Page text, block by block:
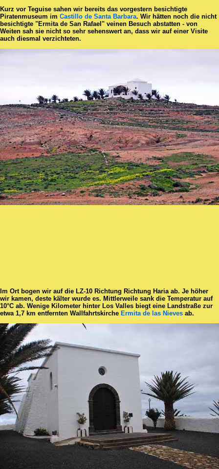
Kurz vor Teguise sahen wir bereits das vorgestern besichtigte
Piratenmuseum im Castillo de Santa Barbara. Wir hätten noch die nicht
besichtigte "Ermita de San Rafael" veinen Besuch abstatten - von
Weiten sah sie nicht so sehr sehenswert an, dass wir auf einer Visite
auch diesmal verzichteten.
Im Ort bogen wir auf die LZ-10 Richtung Richtung Haria ab. Je höher
wir kamen, deste kälter wurde es. Mittlerweile sank die Temperatur auf
10°C ab. Wenige Kilometer hinter Los Valles biegt eine Landstraße zur
etwa 1,7 km entfernten Wallfahrtskirche Ermita de las Nieves ab.